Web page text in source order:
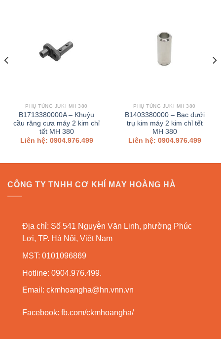
PHỤ TÙNG JUKI MH 380
B1713380000A – Khuỷu
cầu răng cưa máy 2 kim chỉ
tết MH 380
Liên hệ: 0904.976.499
PHỤ TÙNG JUKI MH 380
B1403380000 – Bạc dưới
trụ kim máy 2 kim chỉ tết
MH 380
Liên hệ: 0904.976.499
CÔNG TY TNHH CƠ KHÍ MAY HOÀNG HÀ
Địa chỉ: Số 541 Nguyễn Văn Linh, phường Phúc
Lợi, TP. Hà Nội, Việt Nam
MST: 0101096869
Hotline: 0904.976.499.
Email: ckmhoangha@hn.vnn.vn
Facebook: fb.com/ckmhoangha/